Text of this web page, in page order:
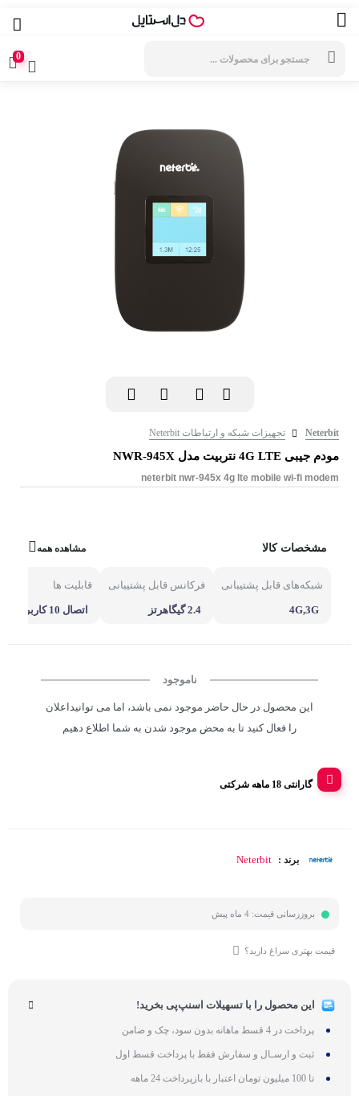
0
Neterbit تجهیزات شبکه و ارتباطات Neterbit
مودم جیبی 4G LTE نتربیت مدل NWR-945X
neterbit nwr-945x 4g lte mobile wi-fi modem
مشخصات کالا مشاهده همه
شبکه‌های قابل پشتیبانی
4G,3G
فرکانس قابل پشتیبانی
2.4 گیگاهرتز
قابلیت ها
اتصال 10 کاربر همزمان
ناموجود
این محصول در حال حاضر موجود نمی باشد، اما می توانیداعلان
را فعال کنید تا به محض موجود شدن به شما اطلاع دهیم
گارانتی 18 ماهه شرکتی
برند : Neterbit
بروزرسانی قیمت: 4 ماه پیش
قیمت بهتری سراغ دارید؟
این محصول را با تسهیلات اسنپ‌پی بخرید!
پرداخت در 4 قسط ماهانه بدون سود، چک و ضامن
ثبت و ارسـال و سفارش فقط با پرداخت قسط اول
تا 100 میلیون تومان اعتبار با بازپرداخت 24 ماهه